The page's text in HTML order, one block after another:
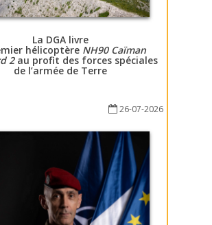
La DGA livre
hélicoptère NH90 Caïman
2au profit des forces spéciales
de l’armée de Terre
26-07-2026